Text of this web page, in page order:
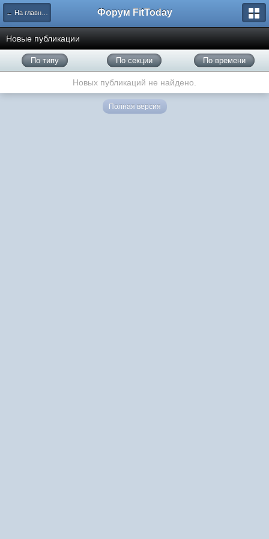
← На главную Форум FitToday
Новые публикации
По типу По секции По времени
Новых публикаций не найдено.
Полная версия